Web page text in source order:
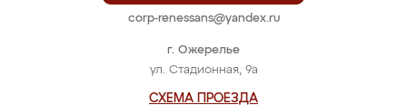
г. Ожерелье
ул. Стадионная, 9а
СХЕМА ПРОЕЗДА
corp-renessans@yandex.ru